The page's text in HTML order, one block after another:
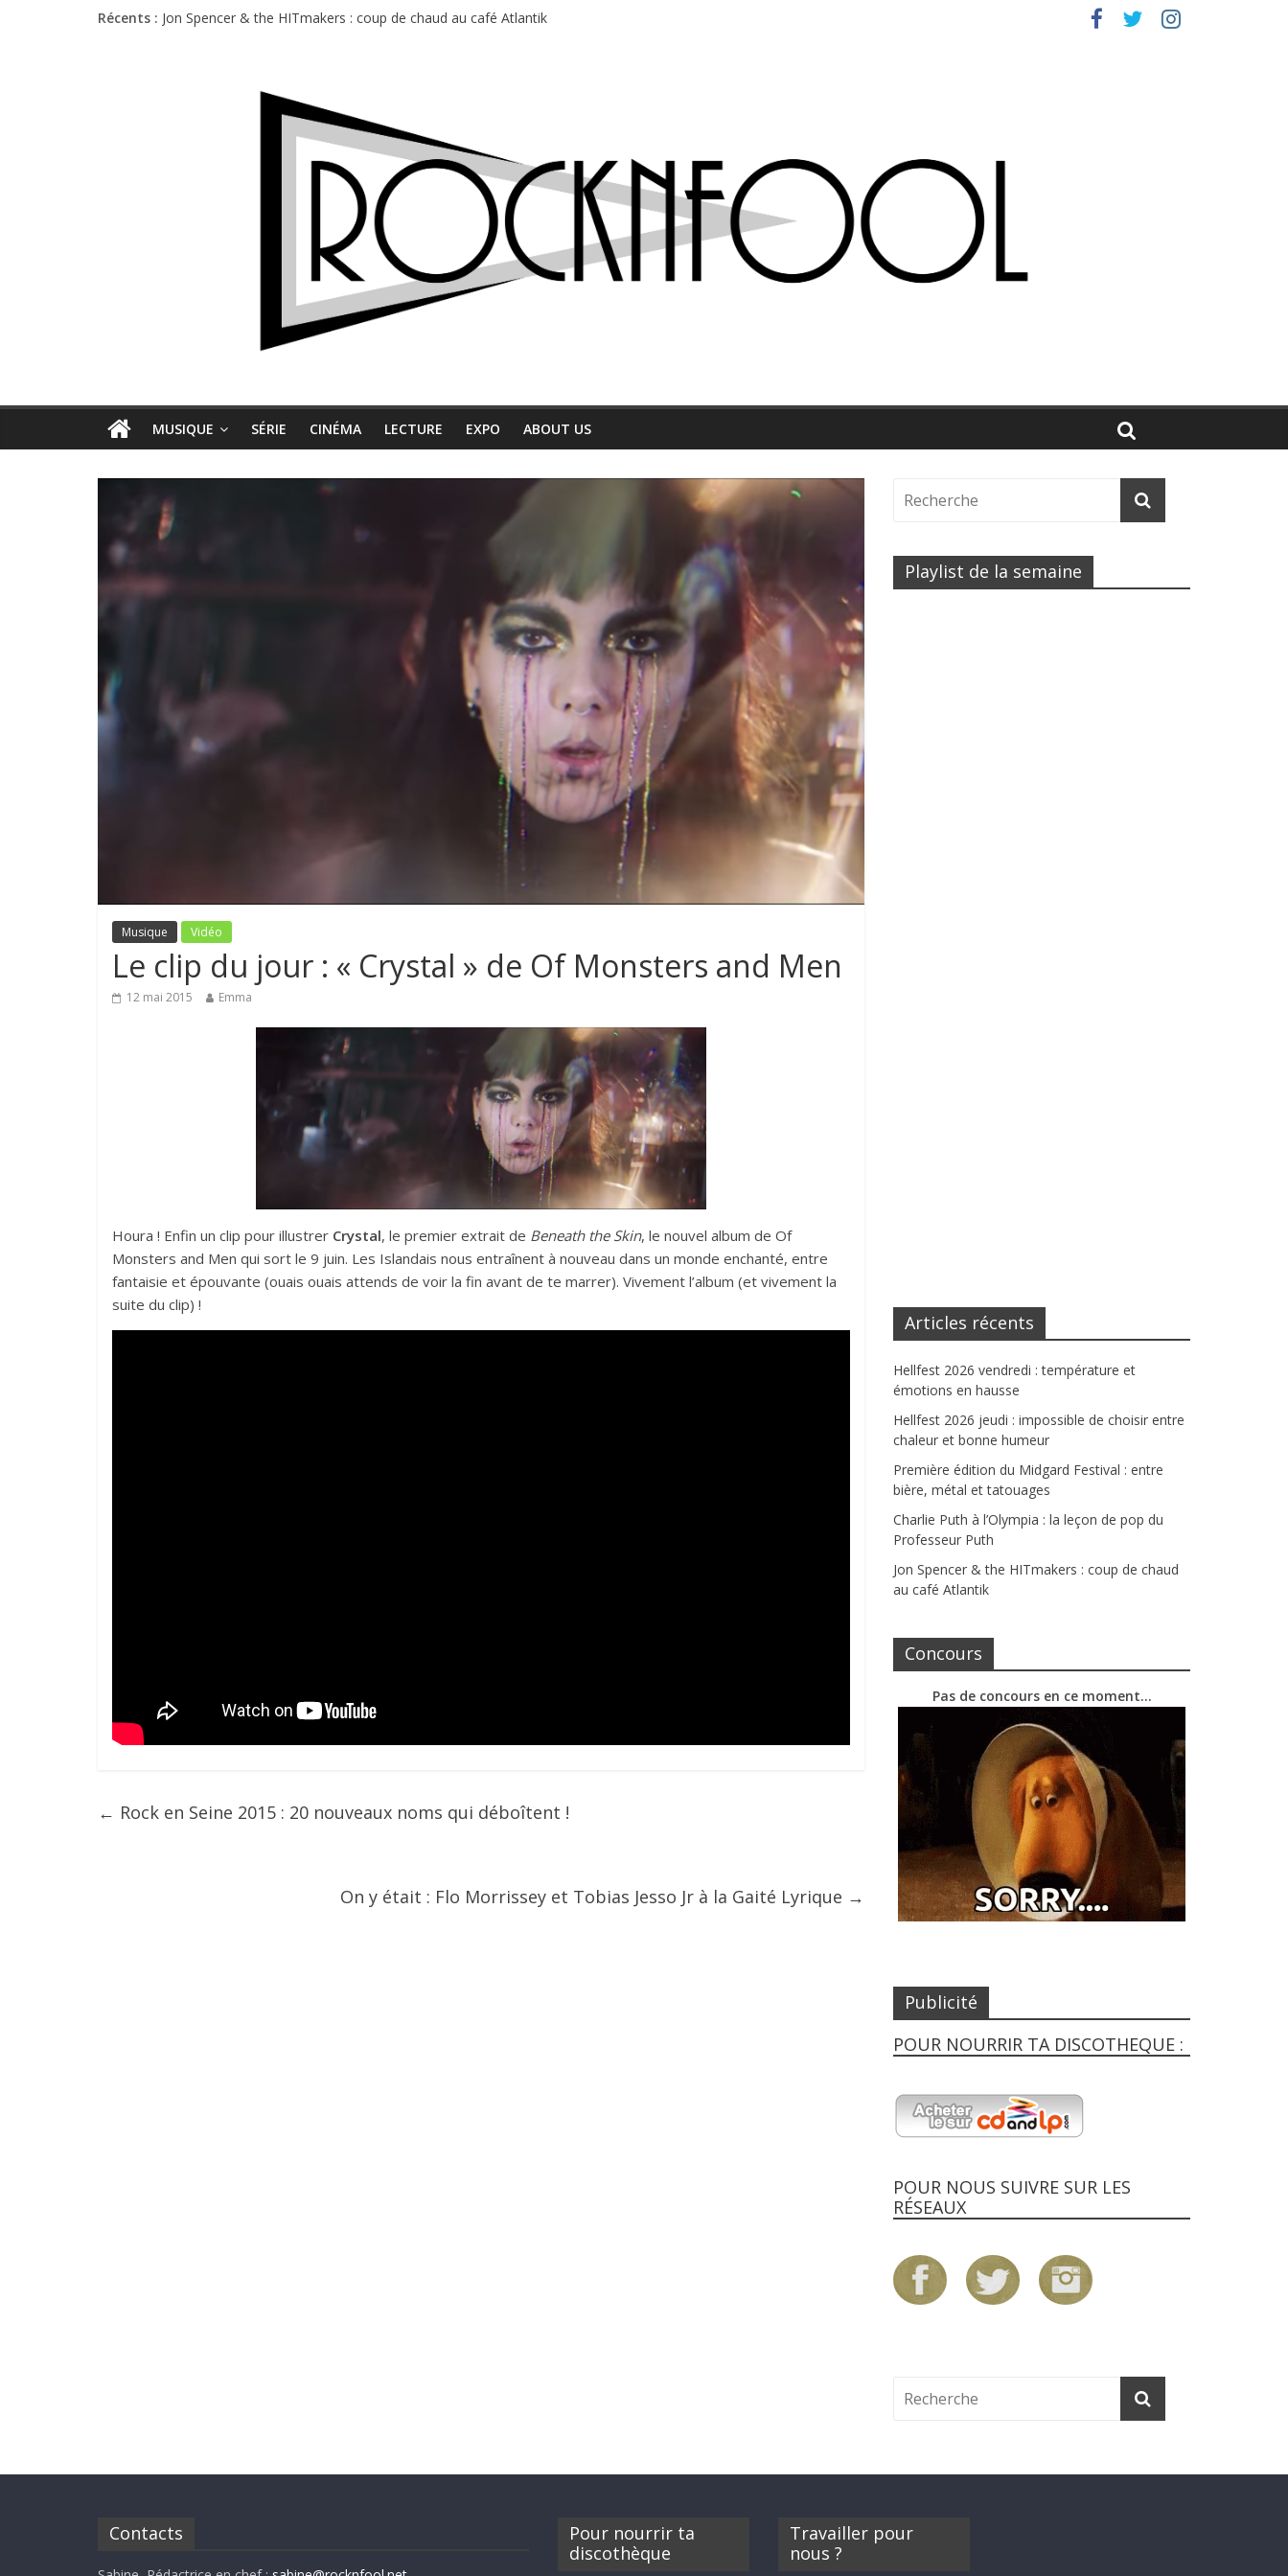
Récents : Jon Spencer & the HITmakers : coup de chaud au café Atlantik
Première édition du Midgard Festival : entre bière, métal et tatouages
MUSIQUE SÉRIE CINÉMA LECTURE EXPO ABOUT US
Musique Vidéo
Le clip du jour : « Crystal » de Of Monsters and Men
12 mai 2015 Emma
Houra ! Enfin un clip pour illustrer Crystal, le premier extrait de Beneath the Skin, le nouvel album de Of
Monsters and Men qui sort le 9 juin. Les Islandais nous entraînent à nouveau dans un monde enchanté, entre
fantaisie et épouvante (ouais ouais attends de voir la fin avant de te marrer). Vivement l’album (et vivement la
suite du clip) !
← Rock en Seine 2015 : 20 nouveaux noms qui déboîtent !
On y était : Flo Morrissey et Tobias Jesso Jr à la Gaité Lyrique →
Playlist de la semaine
Articles récents
Hellfest 2026 vendredi : température et
émotions en hausse
Hellfest 2026 jeudi : impossible de choisir entre
chaleur et bonne humeur
Première édition du Midgard Festival : entre
bière, métal et tatouages
Charlie Puth à l’Olympia : la leçon de pop du
Professeur Puth
Jon Spencer & the HITmakers : coup de chaud
au café Atlantik
Concours
Pas de concours en ce moment…
Publicité
POUR NOURRIR TA DISCOTHEQUE :
POUR NOUS SUIVRE SUR LES
RÉSEAUX
Contacts
Pour nourrir ta
discothèque
Travailler pour
nous ?